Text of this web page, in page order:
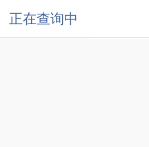
正在查询中